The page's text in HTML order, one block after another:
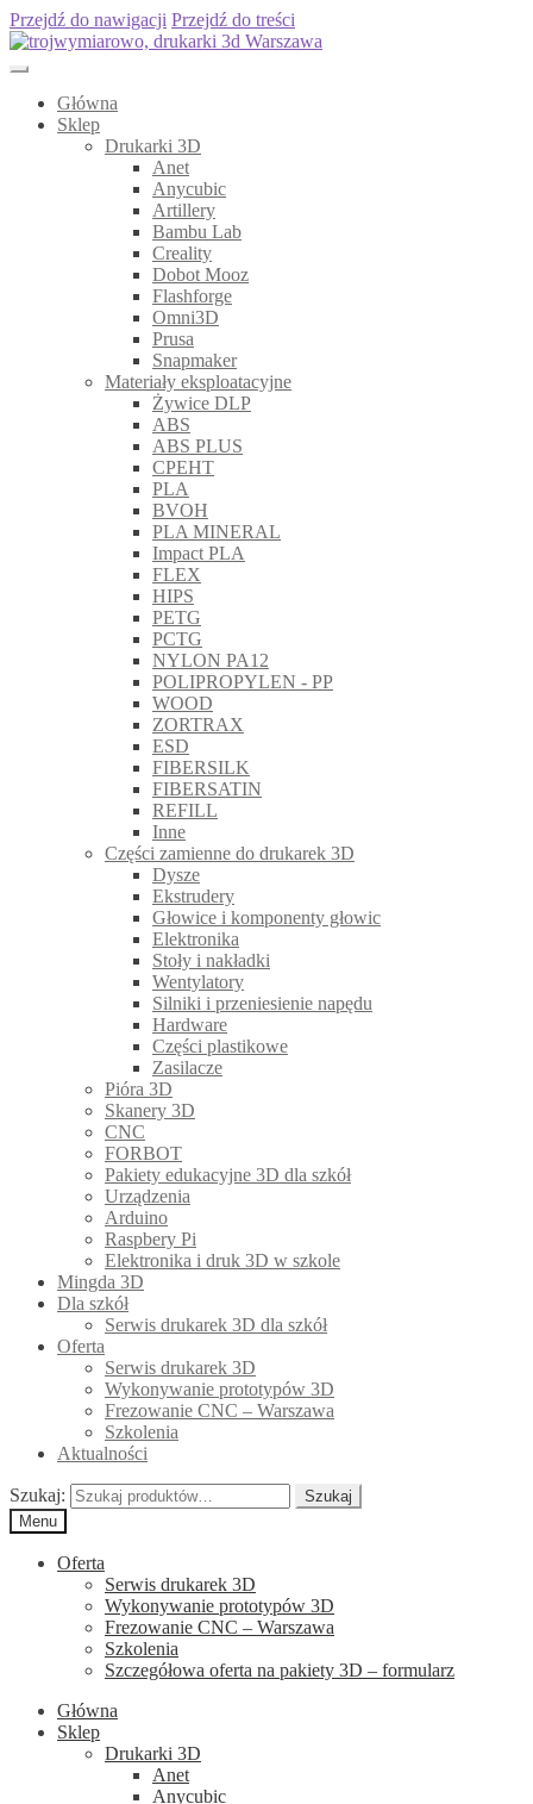
Przejdź do nawigacji Przejdź do treści
Główna
Sklep
Drukarki 3D
Anet
Anycubic
Artillery
Bambu Lab
Creality
Dobot Mooz
Flashforge
Omni3D
Prusa
Snapmaker
Materiały eksploatacyjne
Żywice DLP
ABS
ABS PLUS
CPEHT
PLA
BVOH
PLA MINERAL
Impact PLA
FLEX
HIPS
PETG
PCTG
NYLON PA12
POLIPROPYLEN - PP
WOOD
ZORTRAX
ESD
FIBERSILK
FIBERSATIN
REFILL
Inne
Części zamienne do drukarek 3D
Dysze
Ekstrudery
Głowice i komponenty głowic
Elektronika
Stoły i nakładki
Wentylatory
Silniki i przeniesienie napędu
Hardware
Części plastikowe
Zasilacze
Pióra 3D
Skanery 3D
CNC
FORBOT
Pakiety edukacyjne 3D dla szkół
Urządzenia
Arduino
Raspbery Pi
Elektronika i druk 3D w szkole
Mingda 3D
Dla szkół
Serwis drukarek 3D dla szkół
Oferta
Serwis drukarek 3D
Wykonywanie prototypów 3D
Frezowanie CNC – Warszawa
Szkolenia
Aktualności
Szukaj:
Szukaj
Menu
Oferta
Serwis drukarek 3D
Wykonywanie prototypów 3D
Frezowanie CNC – Warszawa
Szkolenia
Szczegółowa oferta na pakiety 3D – formularz
Główna
Sklep
Drukarki 3D
Anet
Anycubic